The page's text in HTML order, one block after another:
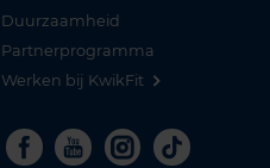
Duurzaamheid
Partnerprogramma
Werken bij KwikFit
Facebook
YoutubeInstagram
Tiktok